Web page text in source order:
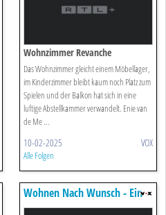
Wohnzimmer Revanche
Das Wohnzimmer gleicht einem Möbellager,
im Kinderzimmer bleibt kaum noch Platz zum
Spielen und der Balkon hat sich in eine
luftige Abstellkammer verwandelt. Enie van
de Me ...
10-02-2025 VOX
Alle Folgen
Wohnen Nach Wunsch - Ein
Duo Für Vier Wände